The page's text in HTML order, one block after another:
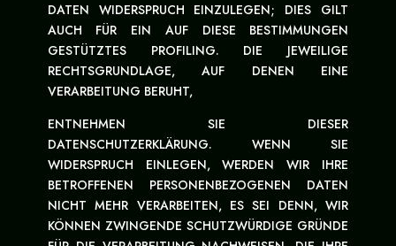
DATEN WIDERSPRUCH EINZULEGEN; DIES GILT
AUCH FÜR EIN AUF DIESE BESTIMMUNGEN
GESTÜTZTES PROFILING. DIE JEWEILIGE
RECHTSGRUNDLAGE, AUF DENEN EINE
VERARBEITUNG BERUHT,
ENTNEHMEN SIE DIESER
DATENSCHUTZERKLÄRUNG. WENN SIE
WIDERSPRUCH EINLEGEN, WERDEN WIR IHRE
BETROFFENEN PERSONENBEZOGENEN DATEN
NICHT MEHR VERARBEITEN, ES SEI DENN, WIR
KÖNNEN ZWINGENDE SCHUTZWÜRDIGE GRÜNDE